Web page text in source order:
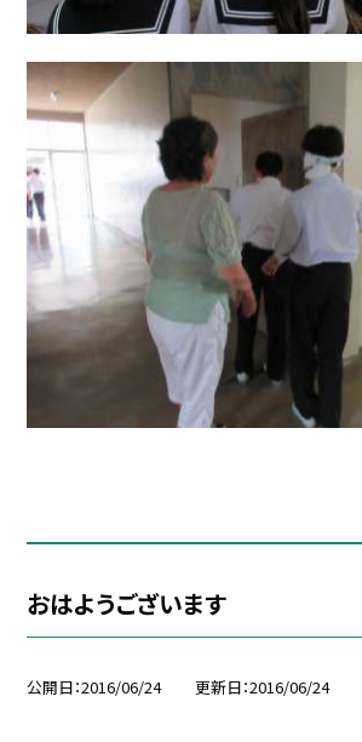
おはようございます
公開日 2016/06/24 更新日 2016/06/24